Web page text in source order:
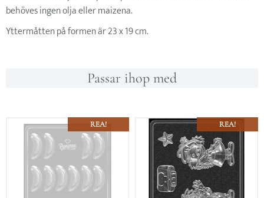
behöves ingen olja eller maizena.
Yttermåtten på formen är 23 x 19 cm.
Passar ihop med
REA! REA!